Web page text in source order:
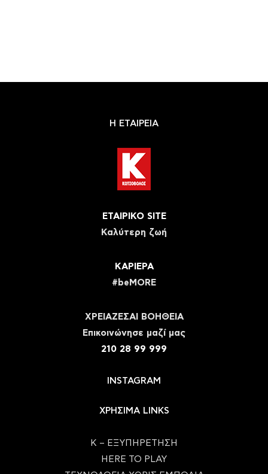
Η ΕΤΑΙΡΕΙΑ
ΕΤΑΙΡΙΚΟ SITE
Καλύτερη ζωή
ΚΑΡΙΕΡΑ
#beMORE
ΧΡΕΙΑΖΕΣΑΙ ΒΟΗΘΕΙΑ
Eπικοινώνησε μαζί μας
210 28 99 999
INSTAGRAM
ΧΡΗΣΙΜΑ LINKS
Κ – ΕΞΥΠΗΡΕΤΗΣΗ
HERE TO PLAY